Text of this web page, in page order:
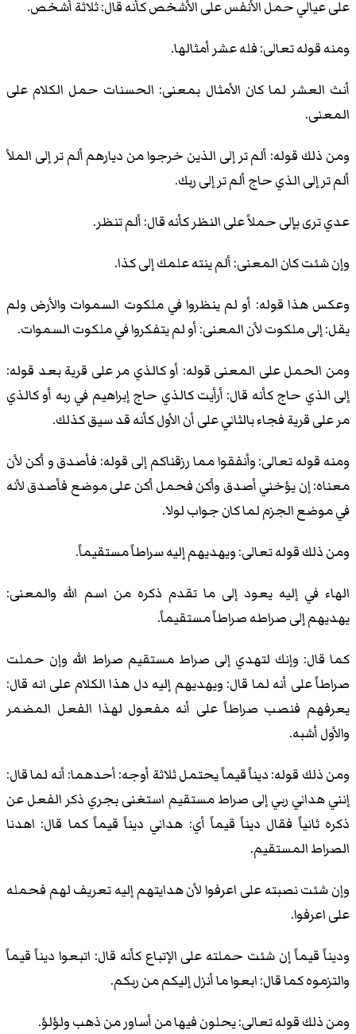
على عيالي حمل الأنفس على الأشخص كأنه قال: ثلاثة أشخص.
ومنه قوله تعالى: فله عشر أمثالها.
أنث العشر لما كان الأمثال بمعنى: الحسنات حمل الكلام على
المعنى.
ومن ذلك قوله: ألم تر إلى الذين خرجوا من ديارهم ألم تر إلى الملأ
ألم تر إلى الذي حاج ألم تر إلى ربك.
عدي ترى بإلى حملاً على النظر كأنه قال: ألم تنظر.
وإن شئت كان المعنى: ألم ينته علمك إلى كذا.
وعكس هذا قوله: أو لم ينظروا في ملكوت السموات والأرض ولم
يقل: إلى ملكوت لأن المعنى: أو لم يتفكروا في ملكوت السموات.
ومن الحمل على المعنى قوله: أو كالذي مر على قرية بعد قوله:
إلى الذي حاج كأنه قال: أرأيت كالذي حاج إبراهيم في ربه أو كالذي
مر على قرية فجاء بالثاني على أن الأول كأنه قد سيق كذلك.
ومنه قوله تعالى: وأنفقوا مما رزقناكم إلى قوله: فأصدق و أكن لأن
معناه: إن يؤخني أصدق وأكن فحمل أكن على موضع فأصدق لأنه
في موضع الجزم لما كان جواب لولا.
ومن ذلك قوله تعالى: ويهديهم إليه سراطاً مستقيماً.
الهاء في إليه يعود إلى ما تقدم ذكره من اسم الله والمعنى:
يهديهم إلى صراطه صراطاً مستقيماً.
كما قال: وإنك لتهدي إلى صراط مستقيم صراط الله وإن حملت
صراطاً على أنه لما قال: ويهديهم إليه دل هذا الكلام على انه قال:
يعرفهم فنصب صراطاً على أنه مفعول لهذا الفعل المضمر
والأول أشبه.
ومن ذلك قوله: ديناً قيماً يحتمل ثلاثة أوجه: أحدهما: أنه لما قال:
إنني هداني ربي إلى صراط مستقيم استغنى بجري ذكر الفعل عن
ذكره ثانياً فقال ديناً قيماً أي: هداني ديناً قيماً كما قال: اهدنا
الصراط المستقيم.
وإن شئت نصبته على اعرفوا لأن هدايتهم إليه تعريف لهم فحمله
على اعرفوا.
وديناً قيماً إن شئت حملته على الإتباع كأنه قال: اتبعوا ديناً قيماً
والتزموه كما قال: ابعوا ما أنزل إليكم من ربكم.
ومن ذلك قوله تعالى: يحلون فيها من أساور من ذهب ولؤلؤ.